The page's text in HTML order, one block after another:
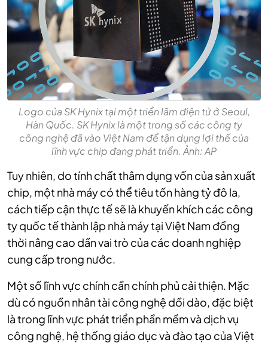
Logo của SK Hynix tại một triển lãm điện tử ở Seoul,
Hàn Quốc. SK Hynix là một trong số các công ty
công nghệ đã vào Việt Nam để tận dụng lợi thế của
lĩnh vực chip đang phát triển. Ảnh: AP
Tuy nhiên, do tính chất thâm dụng vốn của sản xuất
chip, một nhà máy có thể tiêu tốn hàng tỷ đô la,
cách tiếp cận thực tế sẽ là khuyến khích các công
ty quốc tế thành lập nhà máy tại Việt Nam đồng
thời nâng cao dần vai trò của các doanh nghiệp
cung cấp trong nước.
Một số lĩnh vực chính cần chính phủ cải thiện. Mặc
dù có nguồn nhân tài công nghệ dồi dào, đặc biệt
là trong lĩnh vực phát triển phần mềm và dịch vụ
công nghệ, hệ thống giáo dục và đào tạo của Việt